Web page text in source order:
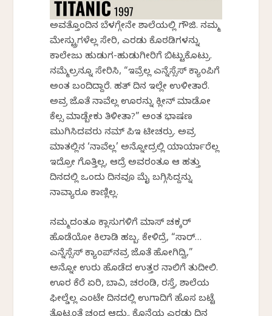
ಅವತ್ತೊಂದಿನ ಬೆಳಗ್ಗೇನೇ ಶಾಲೆಯಲ್ಲಿ ಗೌಜಿ. ನಮ್ಮ
ಮೇಸ್ಟ್ರುಗಳೆಲ್ಲ ಸೇರಿ, ಎರಡು ಕೊಠಡಿಗಳನ್ನು
ಕಾಲೇಜು ಹುಡುಗ-ಹುಡುಗೀರಿಗೆ ಬಿಟ್ಟುಕೊಟ್ರು.
ನಮ್ಮೆಲ್ರನ್ನೂ ಸೇರಿಸಿ, “ಇವ್ರೆಲ್ಲ ಎನ್ನೆಸ್ಸೆಸ್ ಕ್ಯಾಂಪಿಗೆ
ಅಂತ ಬಂದಿದ್ದಾರೆ. ಹತ್ ದಿನ ಇಲ್ಲೇ ಉಳೀತಾರೆ.
ಅವ್ರ ಜೊತೆ ನಾವೆಲ್ಲ ಊರನ್ನು ಕ್ಲೀನ್ ಮಾಡೋ
ಕೆಲ್ಸ ಮಾಡ್ಬೇಕು ತಿಳೀತಾ?” ಅಂತ ಭಾಷಣ
ಮುಗಿಸಿದವರು ನಮ್ ಪಿಇ ಟೀಚರ್ರು. ಅವ್ರ
ಮಾತಲ್ಲಿನ ‘ನಾವೆಲ್ಲ’ ಅನ್ನೋದ್ರಲ್ಲಿ ಯಾರ್ಯಾರೆಲ್ಲ
ಇದ್ರೋ ಗೊತ್ತಿಲ್ಲ, ಆದ್ರೆ ಅವರಂತೂ ಆ ಹತ್ತು
ದಿನದಲ್ಲಿ ಒಂದು ದಿನವೂ ಮೈ ಬಗ್ಗಿಸಿದ್ದನ್ನು
ನಾವ್ಯಾರೂ ಕಾಣ್ಲಿಲ್ಲ.
ನಮ್ಮದಂತೂ ಕ್ಲಾಸುಗಳಿಗೆ ಮಾಸ್ ಚಕ್ಕರ್
ಹೊಡೆಯೋ ಕಿಲಾಡಿ ಹಬ್ಬ. ಕೇಳಿದ್ರೆ, “ಸಾರ್…
ಎನ್ನೆಸ್ಸೆಸ್ ಕ್ಯಾಂಪ್‌ನವ್ರ ಜೊತೆ ಹೋಗಿದ್ವಿ,”
ಅನ್ನೋ ಉರು ಹೊಡೆದ ಉತ್ತರ ನಾಲಿಗೆ ತುದೀಲಿ.
ಊರ ಕೆರೆ ಏರಿ, ಬಾವಿ, ಚರಂಡಿ, ರಸ್ತೆ, ಶಾಲೆಯ
ಫೀಲ್ಡೆಲ್ಲ ಎಂಟೇ ದಿನದಲ್ಲಿ ಉಗಾದಿಗೆ ಹೊಸ ಬಟ್ಟೆ